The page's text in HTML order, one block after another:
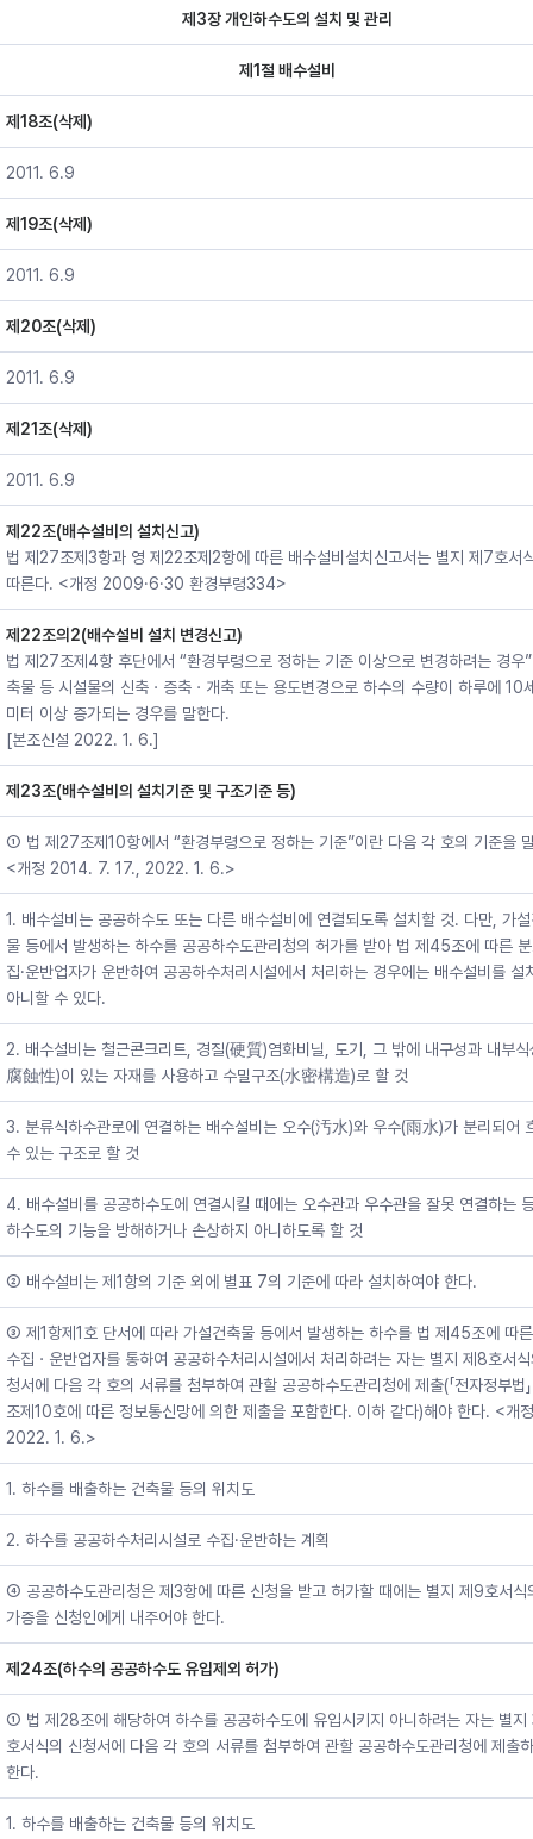
제3장 개인하수도의 설치 및 관리
제1절 배수설비
제18조(삭제)
2011. 6.9
제19조(삭제)
2011. 6.9
제20조(삭제)
2011. 6.9
제21조(삭제)
2011. 6.9
제22조(배수설비의 설치신고)
법 제27조제3항과 영 제22조제2항에 따른 배수설비설치신고서는 별지 제7호서
따른다. <개정 2009·6·30 환경부령334>
제22조의2(배수설비 설치 변경신고)
법 제27조제4항 후단에서 “환경부령으로 정하는 기준 이상으로 변경하려는 경우
축물 등 시설물의 신축ㆍ증축ㆍ개축 또는 용도변경으로 하수의 수량이 하루에 10
미터 이상 증가되는 경우를 말한다.
[본조신설 2022. 1. 6.]
제23조(배수설비의 설치기준 및 구조기준 등)
① 법 제27조제10항에서 “환경부령으로 정하는 기준”이란 다음 각 호의 기준을
<개정 2014. 7. 17., 2022. 1. 6.>
1. 배수설비는 공공하수도 또는 다른 배수설비에 연결되도록 설치할 것. 다만, 가
물 등에서 발생하는 하수를 공공하수도관리청의 허가를 받아 법 제45조에 따른
집·운반업자가 운반하여 공공하수처리시설에서 처리하는 경우에는 배수설비를 설
아니할 수 있다.
2. 배수설비는 철근콘크리트, 경질(硬質)염화비닐, 도기, 그 밖에 내구성과 내부
腐蝕性)이 있는 자재를 사용하고 수밀구조(水密構造)로 할 것
3. 분류식하수관로에 연결하는 배수설비는 오수(汚水)와 우수(雨水)가 분리되어
수 있는 구조로 할 것
4. 배수설비를 공공하수도에 연결시킬 때에는 오수관과 우수관을 잘못 연결하는
하수도의 기능을 방해하거나 손상하지 아니하도록 할 것
② 배수설비는 제1항의 기준 외에 별표 7의 기준에 따라 설치하여야 한다.
③ 제1항제1호 단서에 따라 가설건축물 등에서 발생하는 하수를 법 제45조에 따
수집ㆍ운반업자를 통하여 공공하수처리시설에서 처리하려는 자는 별지 제8호서
청서에 다음 각 호의 서류를 첨부하여 관할 공공하수도관리청에 제출(「전자정부법
조제10호에 따른 정보통신망에 의한 제출을 포함한다. 이하 같다)해야 한다. <개정
2022. 1. 6.>
1. 하수를 배출하는 건축물 등의 위치도
2. 하수를 공공하수처리시설로 수집·운반하는 계획
④ 공공하수도관리청은 제3항에 따른 신청을 받고 허가할 때에는 별지 제9호서식
가증을 신청인에게 내주어야 한다.
제24조(하수의 공공하수도 유입제외 허가)
① 법 제28조에 해당하여 하수를 공공하수도에 유입시키지 아니하려는 자는 별지
호서식의 신청서에 다음 각 호의 서류를 첨부하여 관할 공공하수도관리청에 제출
한다.
1. 하수를 배출하는 건축물 등의 위치도